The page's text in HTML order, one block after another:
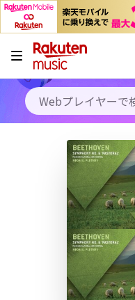
キャンペーン
料金プラン
使い方
初回30日間無料お試し